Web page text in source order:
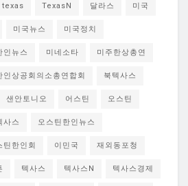
texas TexasN 달라스 미국
미국뉴스 미국정치
인뉴스 미네소타 미주한상총연
인상공회의소총연합회 북텍사스
샌안토니오 어스틴 오스틴
사스 오스틴한인뉴스
틴한인회 이민국 재외동포청
텍사스 텍사스N 텍사스경제